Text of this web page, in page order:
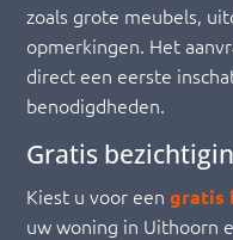
zoals grote meubels,
opmerkingen. Het
direct een eerste
benodigdheden.
Gratis
Kiest u voor eengratis
uw woning in Uithoorn